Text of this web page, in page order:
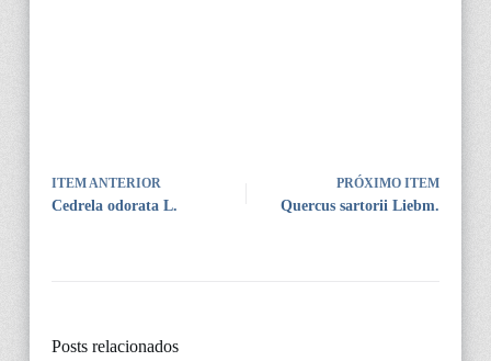
ITEM ANTERIOR
Cedrela odorata L.
PRÓXIMO ITEM
Quercus sartorii Liebm.
Posts relacionados